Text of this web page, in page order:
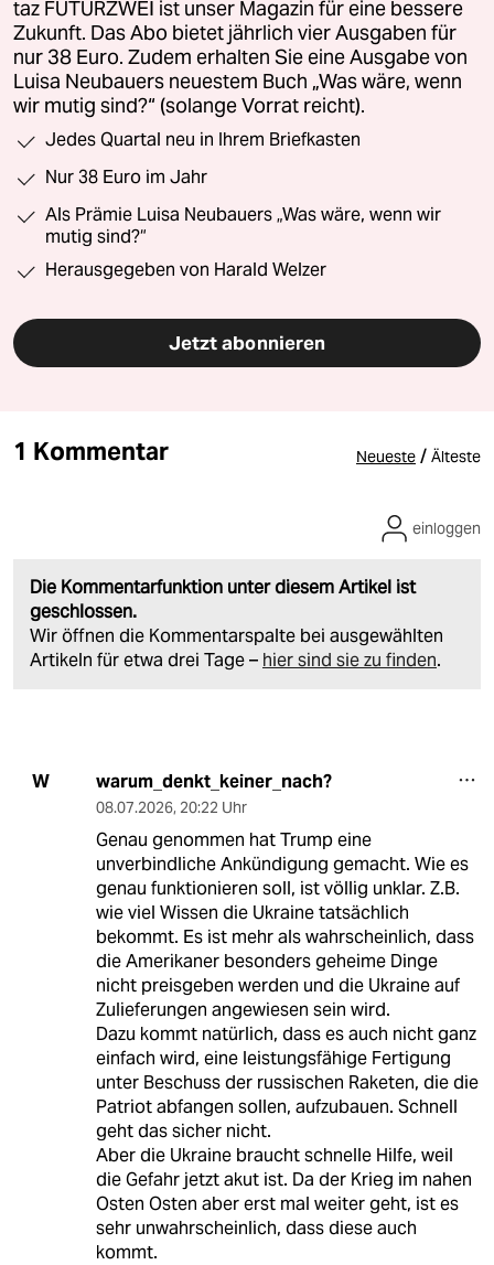
taz FUTURZWEI ist unser Magazin für eine bessere
Zukunft. Das Abo bietet jährlich vier Ausgaben für
nur 38 Euro. Zudem erhalten Sie eine Ausgabe von
Luisa Neubauers neuestem Buch „Was wäre, wenn
wir mutig sind?“ (solange Vorrat reicht).
Jedes Quartal neu in Ihrem Briefkasten
Nur 38 Euro im Jahr
Als Prämie Luisa Neubauers „Was wäre, wenn wir
mutig sind?“
Herausgegeben von Harald Welzer
Jetzt abonnieren
1 Kommentar Neueste / Älteste
Die Kommentarfunktion unter diesem Artikel ist
geschlossen.
Wir öffnen die Kommentarspalte bei ausgewählten
Artikeln für etwa drei Tage – hier sind sie zu finden.
einloggen
W warum_denkt_keiner_nach?
08.07.2026, 20:22 Uhr
Genau genommen hat Trump eine
unverbindliche Ankündigung gemacht. Wie es
genau funktionieren soll, ist völlig unklar. Z.B.
wie viel Wissen die Ukraine tatsächlich
bekommt. Es ist mehr als wahrscheinlich, dass
die Amerikaner besonders geheime Dinge
nicht preisgeben werden und die Ukraine auf
Zulieferungen angewiesen sein wird.
Dazu kommt natürlich, dass es auch nicht ganz
einfach wird, eine leistungsfähige Fertigung
unter Beschuss der russischen Raketen, die die
Patriot abfangen sollen, aufzubauen. Schnell
geht das sicher nicht.
Aber die Ukraine braucht schnelle Hilfe, weil
die Gefahr jetzt akut ist. Da der Krieg im nahen
Osten Osten aber erst mal weiter geht, ist es
sehr unwahrscheinlich, dass diese auch
kommt.